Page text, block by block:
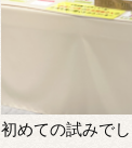
初めての試みで